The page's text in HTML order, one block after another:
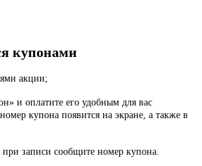
купонами
акции;
и оплатите его удобным для вас
купона появится на экране, а также в
при записи сообщите номер купона.